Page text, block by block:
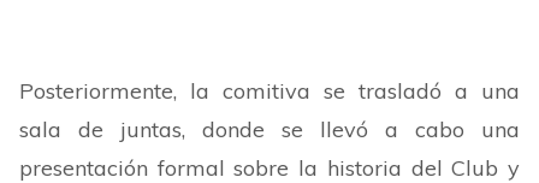
Posteriormente, la comitiva se trasladó a una
sala de juntas, donde se llevó a cabo una
presentación formal sobre la historia del Club y